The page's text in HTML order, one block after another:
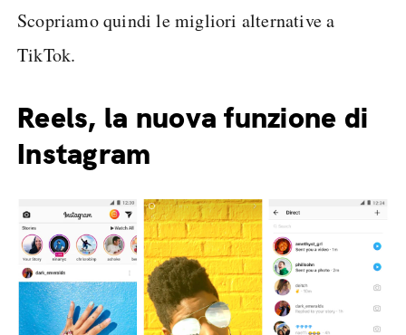
Scopriamo quindi le migliori alternative a
TikTok.
Reels, la nuova funzione di
Instagram